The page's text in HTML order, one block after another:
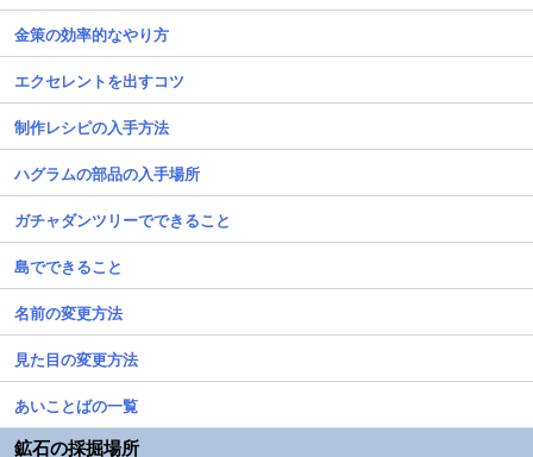
金策の効率的なやり方
エクセレントを出すコツ
制作レシピの入手方法
ハグラムの部品の入手場所
ガチャダンツリーでできること
島でできること
名前の変更方法
見た目の変更方法
あいことばの一覧
鉱石の採掘場所